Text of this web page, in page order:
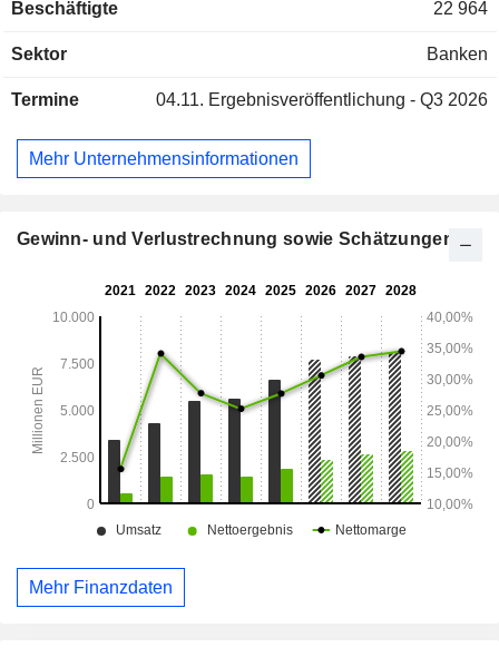
Beschäftigte 22 964
Sektor Banken
Termine 04.11. Ergebnisveröffentlichung - Q3 2026
Mehr Unternehmensinformationen
Gewinn- und Verlustrechnung sowie Schätzungen
Mehr Finanzdaten